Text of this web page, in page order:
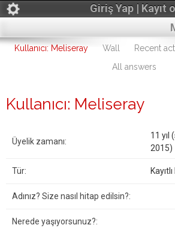
Giriş Yap | Kayıt ol
Kullanıcı: Meliseray Wall Recent
All answers
Kullanıcı: Meliseray
Üyelik zamanı:
11 yıl
2015)
Tür:
Adınız? Size nasıl hitap edilsin?:
Nerede yaşıyorsunuz?: